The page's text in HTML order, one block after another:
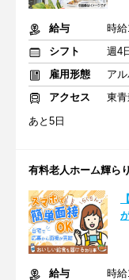
給与
シフト
週4
雇用形態
ア
アクセス
東
あと5日
有料老人ホーム輝ら
給与